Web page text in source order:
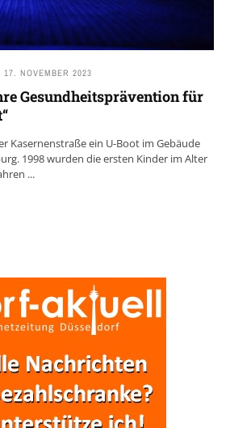
17. NOVEMBER 2023
Gesundheitsprävention für
Kasernenstraße ein U-Boot im Gebäude
1998 wurden die ersten Kinder im Alter
...